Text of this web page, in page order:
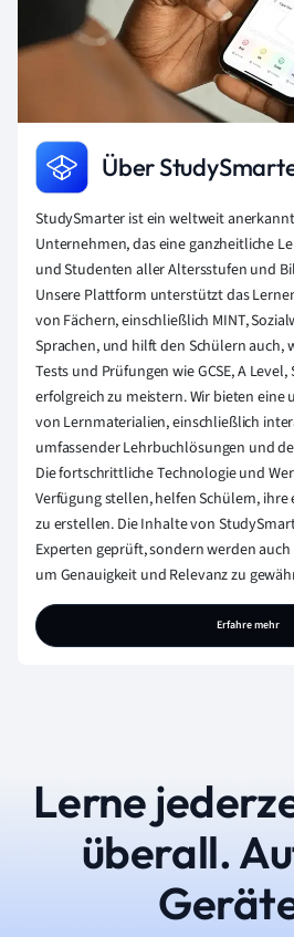
Über
StudySmarter ist ein weltweit
Unternehmen, das eine ganzheitliche
und Studenten aller Altersstufen und
Unsere Plattform unterstützt das
von Fächern, einschließlich MINT,
Sprachen, und hilft den Schülern auch,
Tests und Prüfungen wie GCSE, A
erfolgreich zu meistern. Wir bieten eine
von Lernmaterialien, einschließlich
umfassender Lehrbuchlösungen und
Die fortschrittliche Technologie und
Verfügung stellen, helfen Schülern,
zu erstellen. Die Inhalte von
Experten geprüft, sondern werden
um Genauigkeit und Relevanz zu
Erfahre mehr
Lerne
überall.